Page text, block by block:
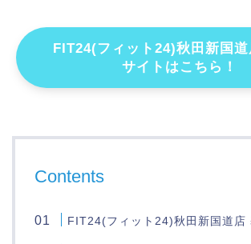
FIT24(フィット24)秋田新国
サイトはこちら！
Contents
FIT24(フィット24)秋田新国道店